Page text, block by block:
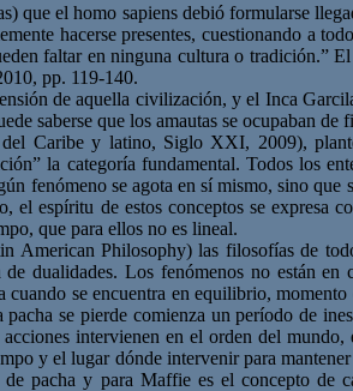
el homo sapiens debió formularse
hacerse presentes, cuestionando a
faltar en ninguna cultura o
pp. 119-140.
de aquella civilización, y el Inca
saberse que los amautas se ocupaban de
Caribe y latino, Siglo XXI, 2009),
la categoría fundamental. Todos los
fenómeno se agota en sí mismo, sino
espíritu de estos conceptos se expresa
que para ellos no es lineal.
Philosophy) las filosofías de
dualidades. Los fenómenos no están
se encuentra en equilibrio,
se pierde comienza un período de
intervienen en el orden del
y el lugar dónde intervenir para
pacha y para Maffie es el concepto de